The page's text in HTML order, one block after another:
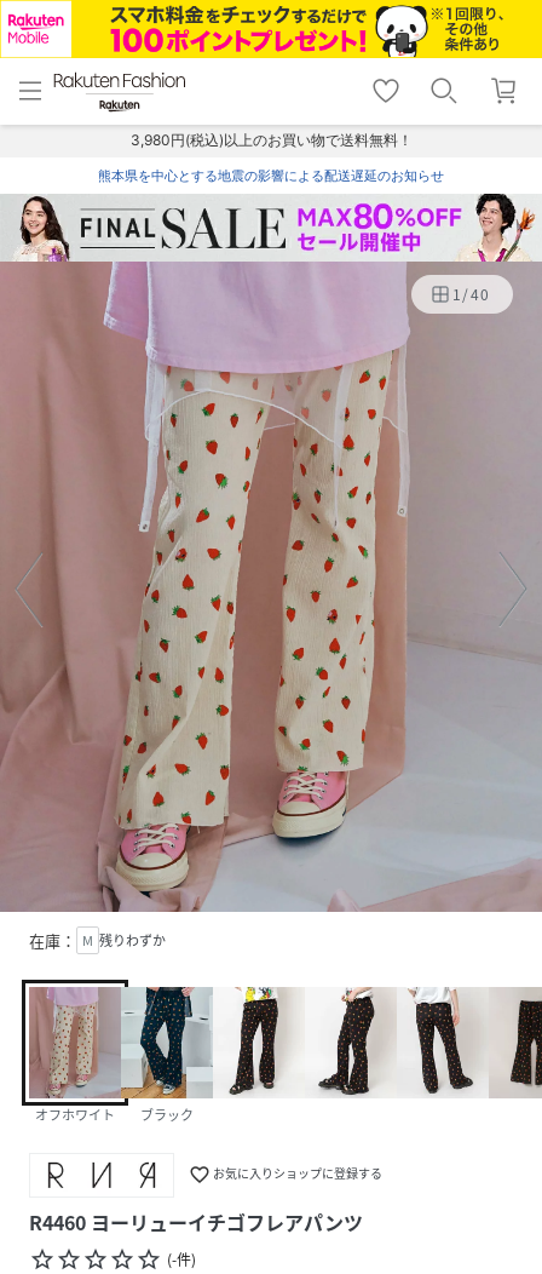
menu home
トップ
shopping_cart lock_outline
ログイン
3,980円(税込)以上のお買い物で送料無料！
熊本県を中心とする地震の影響による配送遅延のお知らせ
1/40
在庫： M 残りわずか
オフホワイト ブラック
favorite_border お気に入りショップに登録する
R4460 ヨーリューイチゴフレアパンツ
star_borderstar_borderstar_borderstar_borderstar_border (-件)